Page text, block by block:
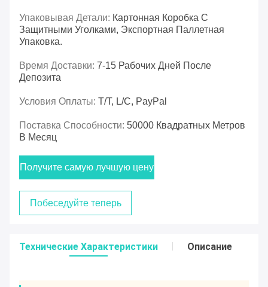
Упаковывая Детали: Картонная Коробка С
Защитными Уголками, Экспортная Паллетная
Упаковка.
Время Доставки: 7-15 Рабочих Дней После
Депозита
Условия Оплаты: T/T, L/C, PayPal
Поставка Способности: 50000 Квадратных Метров
В Месяц
Получите самую лучшую цену
Побеседуйте теперь
Технические Характеристики Описание